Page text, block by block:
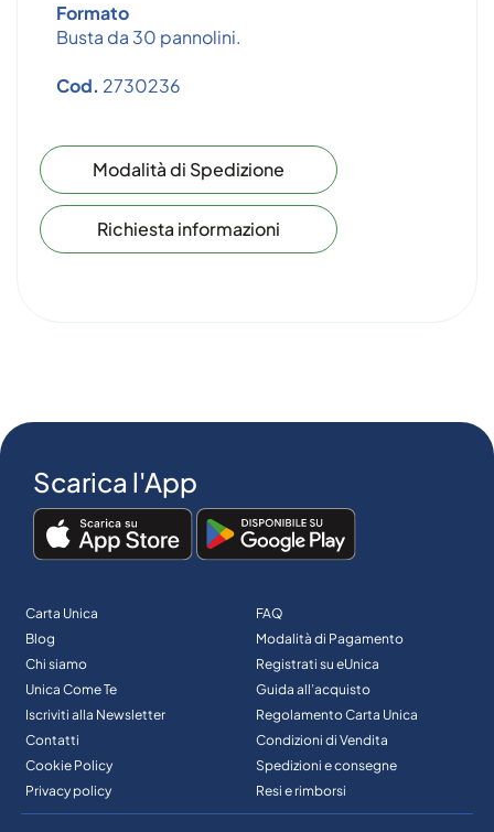
Formato
Busta da 30 pannolini.
Cod. 2730236
Modalità di Spedizione
Richiesta informazioni
Scarica l'App
Carta Unica
Blog
Chi siamo
Unica Come Te
Iscriviti alla Newsletter
Contatti
Cookie Policy
Privacy policy
FAQ
Modalità di Pagamento
Registrati su eUnica
Guida all’acquisto
Regolamento Carta Unica
Condizioni di Vendita
Spedizioni e consegne
Resi e rimborsi